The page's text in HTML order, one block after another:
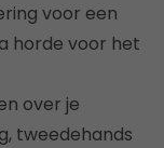
voor een
horde voor het
over je
tweedehands